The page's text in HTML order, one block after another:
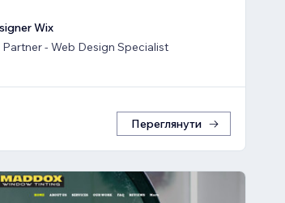
Wix
- Web Design Specialist
Переглянути